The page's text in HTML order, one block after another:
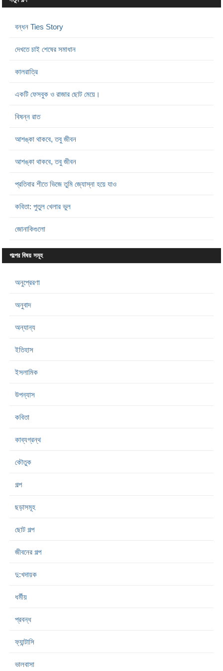
বন্ধন Ties Story
দেখতে চাই শেষের সমাধান
কালরাত্রি
একটি ফেসবুক ও রাজার ছোট মেয়ে।
বিষন্ন রাত
আশঙ্কা থাকবে, তবু জীবন
আশঙ্কা থাকবে, তবু জীবন
প্রতিবার শীতে ভিজে তুমি জ্যোস্না হয়ে যাও
কবিতা: পুতুল খেলার ভুল
জোনাকিগুলো
গল্পের বিষয় সমূহ
অনুপ্রেরণা
অনুবাদ
অন্যান্য
ইতিহাস
ইসলামিক
উপন্যাস
কবিতা
কাব্যগ্রন্থ
কৌতুক
গল্প
ছড়াসমূহ
ছোট গল্প
জীবনের গল্প
দু:খদায়ক
ধর্মীয়
প্রবন্ধ
ফ্যান্টাসি
ভালবাসা